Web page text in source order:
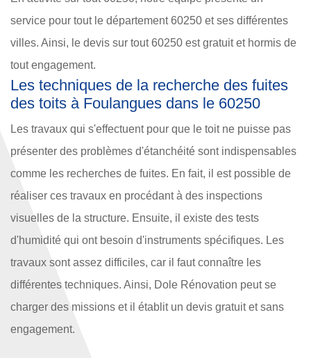
service pour tout le département 60250 et ses différentes
villes. Ainsi, le devis sur tout 60250 est gratuit et hormis de
tout engagement.
Les techniques de la recherche des fuites
des toits à Foulangues dans le 60250
Les travaux qui s'effectuent pour que le toit ne puisse pas
présenter des problèmes d'étanchéité sont indispensables
comme les recherches de fuites. En fait, il est possible de
réaliser ces travaux en procédant à des inspections
visuelles de la structure. Ensuite, il existe des tests
d'humidité qui ont besoin d'instruments spécifiques. Les
travaux sont assez difficiles, car il faut connaître les
différentes techniques. Ainsi, Dole Rénovation peut se
charger des missions et il établit un devis gratuit et sans
engagement.